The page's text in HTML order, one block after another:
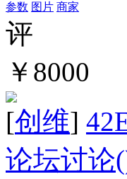
参数 图片 商家
评
￥8000
[创维]
论坛讨论(